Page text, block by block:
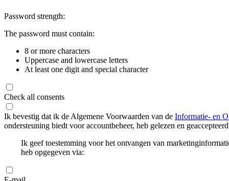
Password strength:
The password must contain:
8 or more characters
Uppercase and lowercase letters
At least one digit and special character
Check all consents
Ik bevestig dat ik de Algemene Voorwaarden van de Informatie- en
ondersteuning biedt voor accountbeheer, heb gelezen en
Ik geef toestemming voor het ontvangen van
heb opgegeven via: